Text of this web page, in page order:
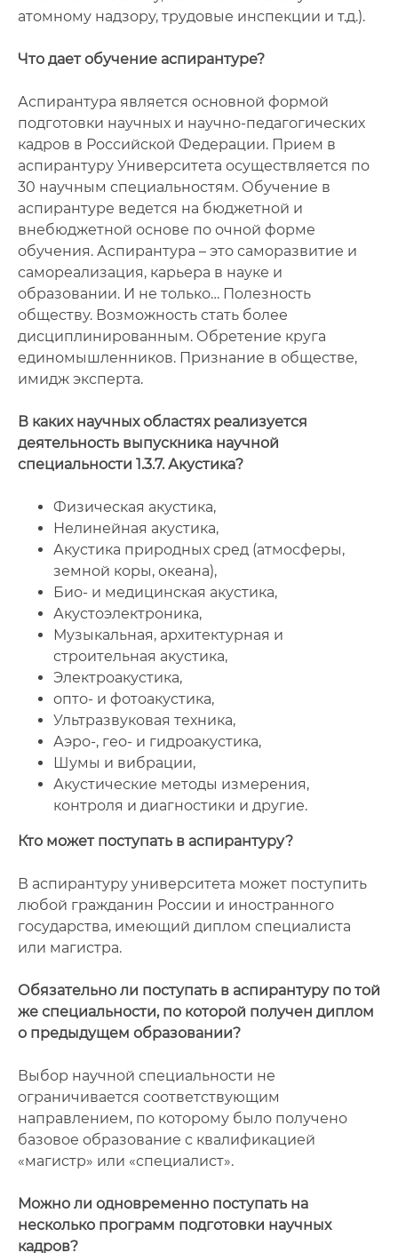
атомному надзору, трудовые инспекции и т.д.).
Что дает обучение аспирантуре?
Аспирантура является основной формой
подготовки научных и научно-педагогических
кадров в Российской Федерации. Прием в
аспирантуру Университета осуществляется по
30 научным специальностям. Обучение в
аспирантуре ведется на бюджетной и
внебюджетной основе по очной форме
обучения. Аспирантура – это саморазвитие и
самореализация, карьера в науке и
образовании. И не только… Полезность
обществу. Возможность стать более
дисциплинированным. Обретение круга
единомышленников. Признание в обществе,
имидж эксперта.
В каких научных областях реализуется
деятельность выпускника научной
специальности 1.3.7. Акустика?
Физическая акустика,
Нелинейная акустика,
Акустика природных сред (атмосферы,
земной коры, океана),
Био- и медицинская акустика,
Акустоэлектроника,
Музыкальная, архитектурная и
строительная акустика,
Электроакустика,
опто- и фотоакустика,
Ультразвуковая техника,
Аэро-, гео- и гидроакустика,
Шумы и вибрации,
Акустические методы измерения,
контроля и диагностики и другие.
Кто может поступать в аспирантуру?
В аспирантуру университета может поступить
любой гражданин России и иностранного
государства, имеющий диплом специалиста
или магистра.
Обязательно ли поступать в аспирантуру по той
же специальности, по которой получен диплом
о предыдущем образовании?
Выбор научной специальности не
ограничивается соответствующим
направлением, по которому было получено
базовое образование с квалификацией
«магистр» или «специалист».
Можно ли одновременно поступать на
несколько программ подготовки научных
кадров?